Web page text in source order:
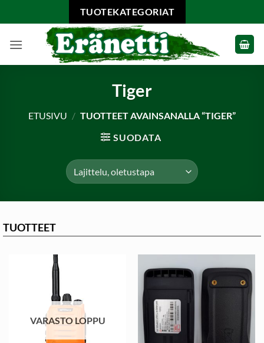
to
TUOTEKATEGORIAT
Tiger
ETUSIVU / TUOTTEET AVAINSANALLA “TIGER”
SUODATA
TUOTTEET
VARASTO LOPPU